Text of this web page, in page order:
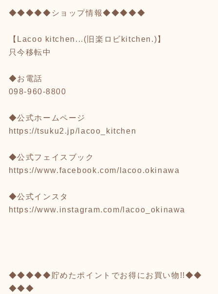
◆◆◆◆◆ショップ情報◆◆◆◆◆
【Lacoo kitchen...(旧楽ロビkitchen.)】
只今移転中
◆お電話
098-960-8800
◆公式ホームページ
https://tsuku2.jp/lacoo_kitchen
◆公式フェイスブック
https://www.facebook.com/lacoo.okinawa
◆公式インスタ
https://www.instagram.com/lacoo_okinawa
◆◆◆◆◆貯めたポイントでお得にお買い物!!◆◆
◆◆◆